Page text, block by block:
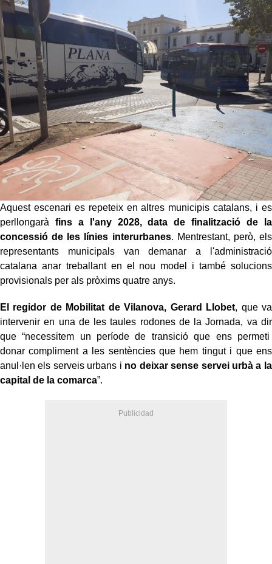
Aquest escenari es repeteix en altres municipis catalans, i es
perllongarà fins a l'any 2028, data de finalització de la
concessió de les línies interurbanes. Mentrestant, però, els
representants municipals van demanar a l'administració
catalana anar treballant en el nou model i també solucions
provisionals per als pròxims quatre anys.
El regidor de Mobilitat de Vilanova, Gerard Llobet, que va
intervenir en una de les taules rodones de la Jornada, va dir
que “necessitem un període de transició que ens permeti
donar compliment a les sentències que hem tingut i que ens
anul·len els serveis urbans i no deixar sense servei urbà a la
capital de la comarca”.